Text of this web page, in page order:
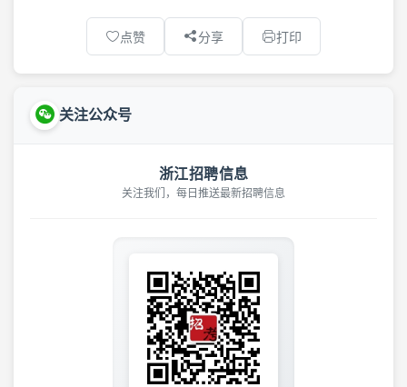
点赞 分享 打印
关注公众号
浙江招聘信息
关注我们，每日推送最新招聘信息